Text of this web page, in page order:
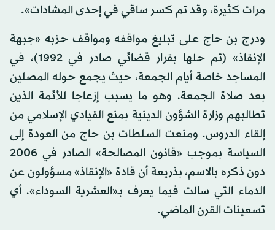
مرات كثيرة، وقد تم كسر ساقي في إحدى المشادات».
ودرج بن حاج على تبليغ مواقفه ومواقف حزبه «جبهة
الإنقاذ» (تم حلها بقرار قضائي صادر في 1992)، في
المساجد خاصة أيام الجمعة، حيث يجمع حوله المصلين
بعد صلاة الجمعة، وهو ما يسبب إزعاجا للأئمة الذين
تطالبهم وزارة الشؤون الدينية بمنع القيادي الإسلامي من
إلقاء الدروس. ومنعت السلطات بن حاج من العودة إلى
السياسة بموجب «قانون المصالحة» الصادر في 2006
دون ذكره بالاسم، بذريعة أن قادة «الإنقاذ» مسؤولون عن
الدماء التي سالت فيما يعرف بـ«العشرية السوداء»، أي
تسعينات القرن الماضي.